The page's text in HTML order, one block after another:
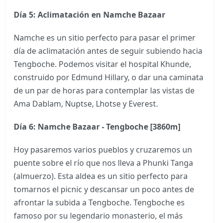
Día 5: Aclimatación en Namche Bazaar
Namche es un sitio perfecto para pasar el primer
día de aclimatación antes de seguir subiendo hacia
Tengboche. Podemos visitar el hospital Khunde,
construido por Edmund Hillary, o dar una caminata
de un par de horas para contemplar las vistas de
Ama Dablam, Nuptse, Lhotse y Everest.
Día 6: Namche Bazaar - Tengboche [3860m]
Hoy pasaremos varios pueblos y cruzaremos un
puente sobre el río que nos lleva a Phunki Tanga
(almuerzo). Esta aldea es un sitio perfecto para
tomarnos el picnic y descansar un poco antes de
afrontar la subida a Tengboche. Tengboche es
famoso por su legendario monasterio, el más